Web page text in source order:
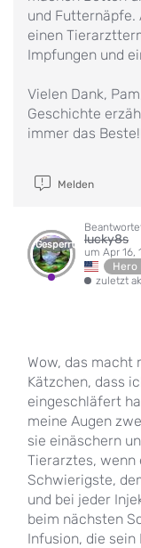
und Futternäpfe.
einen
Impfungen und
Vielen Dank,
Geschichte
immer das
Melden
Gesperrt lucky8s
um Apr 16,
Hero
zuletzt
Wow, das macht
Kätzchen, dass
eingeschläfert
meine Augen
sie einäschern
Tierarztes, wenn
Schwierigste,
und bei jeder
beim nächsten
Infusion, die sein